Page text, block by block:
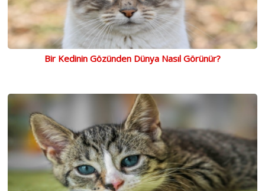
Bir Kedinin Gözünden Dünya Nasıl Görünür?